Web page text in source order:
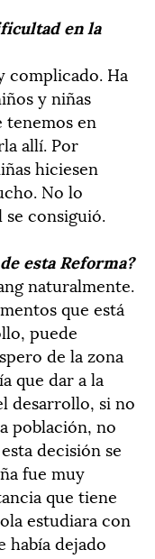
en la
complicado. Ha
y niñas
tenemos en
allí. Por
hiciesen
No lo
consiguió.
esta Reforma?
naturalmente.
que está
puede
de la zona
que dar a la
desarrollo, si no
población, no
decisión se
fue muy
que tiene
estudiara con
había dejado